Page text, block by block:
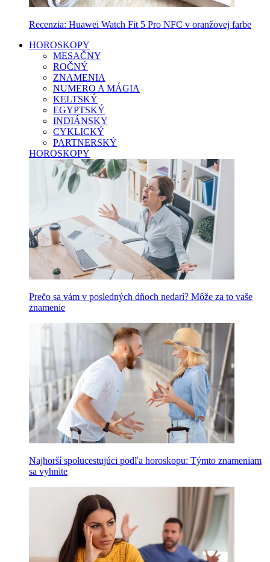
Recenzia: Huawei Watch Fit 5 Pro NFC v oranžovej farbe
HOROSKOPY
MESAČNY
ROČNÝ
ZNAMENIA
NUMERO A MÁGIA
KELTSKÝ
EGYPTSKÝ
INDIÁNSKY
CYKLICKÝ
PARTNERSKÝ
HOROSKOPY
Prečo sa vám v posledných dňoch nedarí? Môže za to vaše
znamenie
Najhorší spolucestujúci podľa horoskopu: Týmto znameniam
sa vyhnite